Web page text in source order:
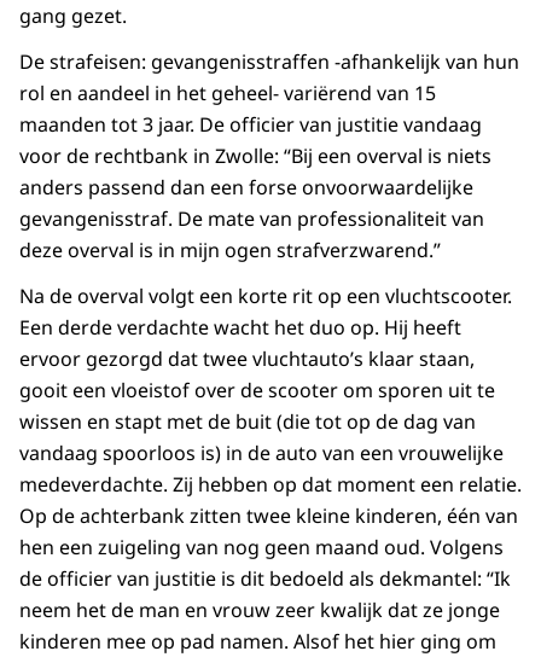
gang gezet.
De strafeisen: gevangenisstraffen -afhankelijk van hun
rol en aandeel in het geheel- variërend van 15
maanden tot 3 jaar. De officier van justitie vandaag
voor de rechtbank in Zwolle: “Bij een overval is niets
anders passend dan een forse onvoorwaardelijke
gevangenisstraf. De mate van professionaliteit van
deze overval is in mijn ogen strafverzwarend.”
Na de overval volgt een korte rit op een vluchtscooter.
Een derde verdachte wacht het duo op. Hij heeft
ervoor gezorgd dat twee vluchtauto’s klaar staan,
gooit een vloeistof over de scooter om sporen uit te
wissen en stapt met de buit (die tot op de dag van
vandaag spoorloos is) in de auto van een vrouwelijke
medeverdachte. Zij hebben op dat moment een relatie.
Op de achterbank zitten twee kleine kinderen, één van
hen een zuigeling van nog geen maand oud. Volgens
de officier van justitie is dit bedoeld als dekmantel: “Ik
neem het de man en vrouw zeer kwalijk dat ze jonge
kinderen mee op pad namen. Alsof het hier ging om